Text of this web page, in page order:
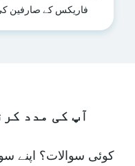
فاریکس کے صارفین
آپ کی مدد
کوئی سوالات؟ اپنے